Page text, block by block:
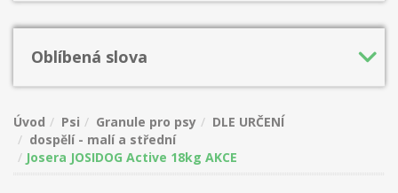
Oblíbená slova
Úvod Psi Granule pro psy
DLE URČENÍ
dospělí - malí a střední
Josera JOSIDOG Active 18kg AKCE